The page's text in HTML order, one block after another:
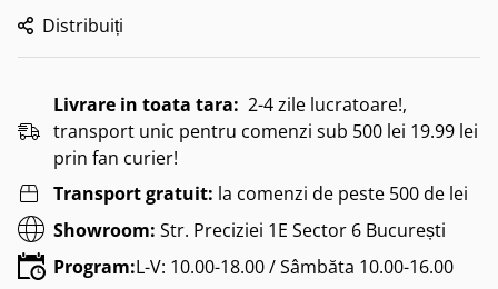
Distribuiți
Livrare in toata tara: 2-4 zile lucratoare!,
transport unic pentru comenzi sub 500 lei 19.99 lei
prin fan curier!
Transport gratuit: la comenzi de peste 500 de lei
Showroom: Str. Preciziei 1E Sector 6 București
Program:L-V: 10.00-18.00 / Sâmbăta 10.00-16.00